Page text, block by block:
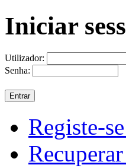
Iniciar
Utilizador:
Senha:
Registe-